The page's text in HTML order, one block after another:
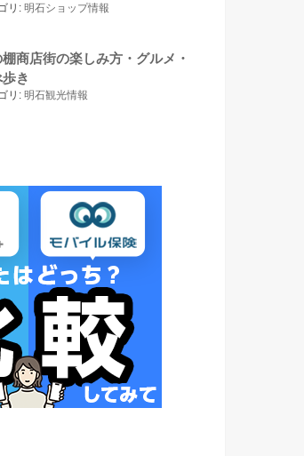
リ: 明石ショップ情報
商店街の楽しみ方・グルメ・
き
リ: 明石観光情報